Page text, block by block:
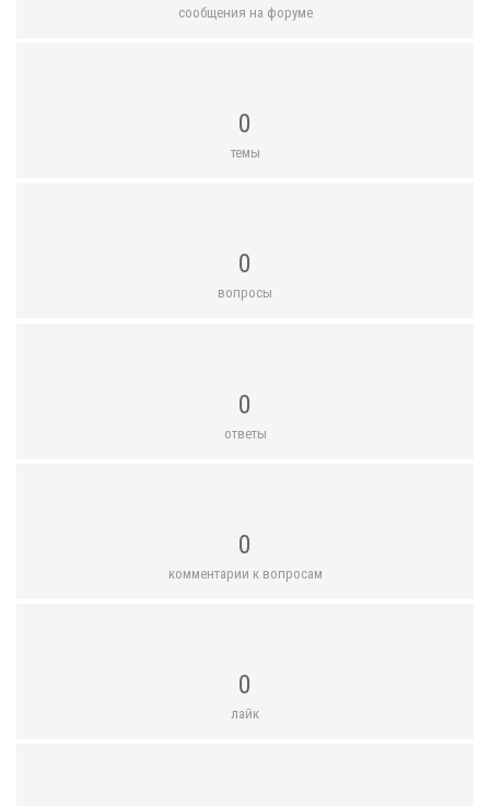
сообщения на форуме
0
темы
0
вопросы
0
ответы
0
комментарии к вопросам
0
лайк